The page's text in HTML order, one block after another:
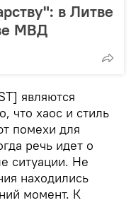
в Литве
МВД
являются
что хаос и стиль
помехи для
речь идет о
ситуации. Не
находились
момент. К